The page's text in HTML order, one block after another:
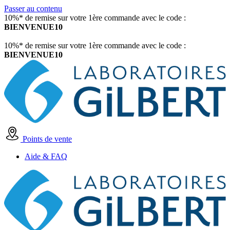
Passer au contenu
10%* de remise sur votre 1ère commande avec le code :
BIENVENUE10
10%* de remise sur votre 1ère commande avec le code :
BIENVENUE10
Points de vente
Aide & FAQ